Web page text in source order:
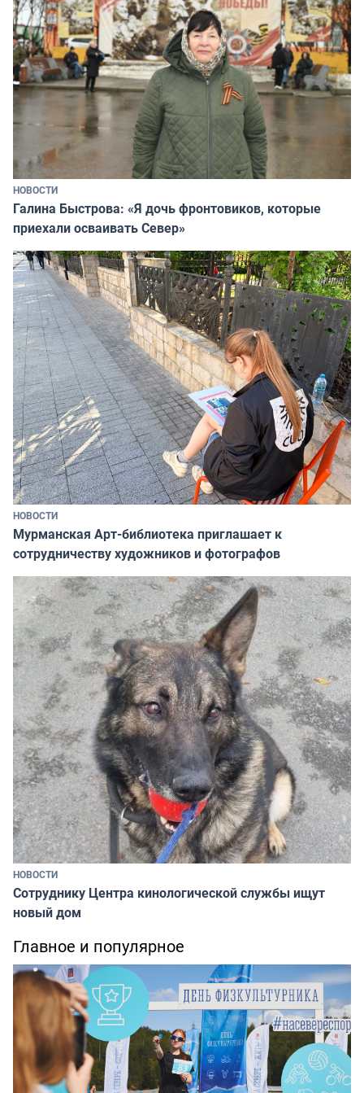
НОВОСТИ
Галина Быстрова: «Я дочь фронтовиков, которые
приехали осваивать Север»
НОВОСТИ
Мурманская Арт-библиотека приглашает к
сотрудничеству художников и фотографов
НОВОСТИ
Сотруднику Центра кинологической службы ищут
новый дом
Главное и популярное